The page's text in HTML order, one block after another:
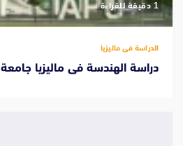
‫1 دقيقة للقراءة
الدراسة فى ماليزيا
دراسة الهندسة فى ماليزيا جامعة APU